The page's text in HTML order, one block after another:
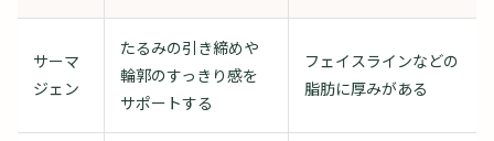
サーマ
ジェン
たるみの引き締めや
輪郭のすっきり感を
サポートする
フェイスラインなどの
脂肪に厚みがある